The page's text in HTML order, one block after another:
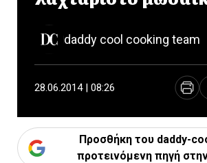
daddy cool cooking team
28.06.2014 | 08:26
Προσθήκη του daddy-
προτεινόμενη πηγή